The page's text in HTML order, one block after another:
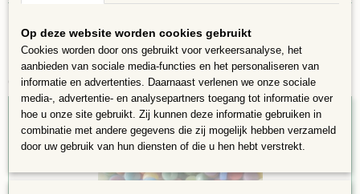
Ook interessant
Op deze website worden cookies gebruikt
Cookies worden door ons gebruikt voor verkeersanalyse, het
aanbieden van sociale media-functies en het personaliseren van
informatie en advertenties. Daarnaast verlenen we onze sociale
media-, advertentie- en analysepartners toegang tot informatie over
hoe u onze site gebruikt. Zij kunnen deze informatie gebruiken in
combinatie met andere gegevens die zij mogelijk hebben verzameld
door uw gebruik van hun diensten of die u hen hebt verstrekt.